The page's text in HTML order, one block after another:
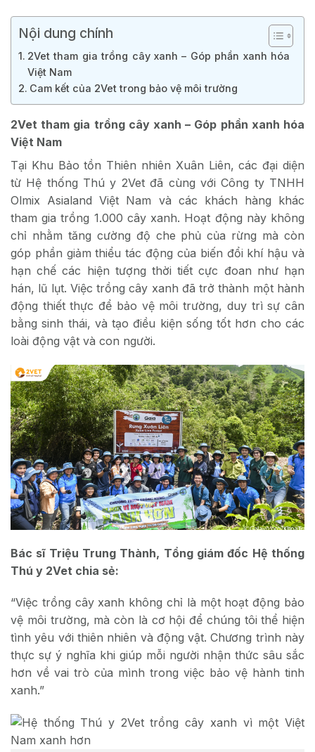
Nội dung chính
2Vet tham gia trồng cây xanh – Góp phần xanh hóa
Việt Nam
Cam kết của 2Vet trong bảo vệ môi trường
2Vet tham gia trồng cây xanh – Góp phần xanh hóa
Việt Nam
Tại Khu Bảo tồn Thiên nhiên Xuân Liên, các đại diện
từ Hệ thống Thú y 2Vet đã cùng với Công ty TNHH
Olmix Asialand Việt Nam và các khách hàng khác
tham gia trồng 1.000 cây xanh. Hoạt động này không
chỉ nhằm tăng cường độ che phủ của rừng mà còn
góp phần giảm thiểu tác động của biến đổi khí hậu và
hạn chế các hiện tượng thời tiết cực đoan như hạn
hán, lũ lụt. Việc trồng cây xanh đã trở thành một hành
động thiết thực để bảo vệ môi trường, duy trì sự cân
bằng sinh thái, và tạo điều kiện sống tốt hơn cho các
loài động vật và con người.
Bác sĩ Triệu Trung Thành, Tổng giám đốc Hệ thống
Thú y 2Vet chia sẻ:
“Việc trồng cây xanh không chỉ là một hoạt động bảo
vệ môi trường, mà còn là cơ hội để chúng tôi thể hiện
tình yêu với thiên nhiên và động vật. Chương trình này
thực sự ý nghĩa khi giúp mỗi người nhận thức sâu sắc
hơn về vai trò của mình trong việc bảo vệ hành tinh
xanh.”